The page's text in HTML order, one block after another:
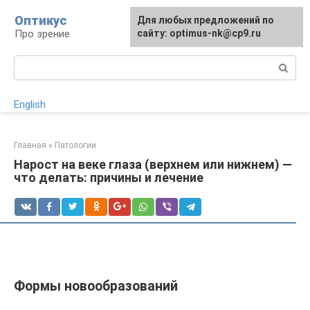
контенту
Оптикус
Про зрение
English
Главная » Патологии
Нарост на веке глаза (верхнем или нижнем) —
что делать: причины и лечение
Формы новообразований
Для любых предложений по
сайту: optimus-nk@cp9.ru